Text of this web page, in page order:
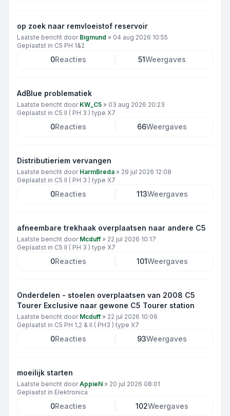
op zoek naar remvloeistof reservoir
Laatste bericht door Bigmund » 04 aug 2026 10:55
Geplaatst in C5 PH 1&2
0Reacties 51Weergaves
AdBlue problematiek
Laatste bericht door KW_C5 » 03 aug 2026 20:23
Geplaatst in C5 II ( PH 3 ) type X7
0Reacties 66Weergaves
Distributieriem vervangen
Laatste bericht door HarmBreda » 29 jul 2026 12:08
Geplaatst in C5 II ( PH 3 ) type X7
0Reacties 113Weergaves
afneembare trekhaak overplaatsen naar andere C5
Laatste bericht door Mcduff» 22 jul 2026 10:17
Geplaatst in C5 II ( PH 3 ) type X7
0Reacties 101Weergaves
Onderdelen - stoelen overplaatsen van 2008 C5
Tourer Exclusive naar gewone C5 Tourer station
Laatste bericht door Mcduff» 22 jul 2026 10:06
Geplaatst in C5 PH 1,2 & II ( PH3 ) type X7
0Reacties 93Weergaves
moeilijk starten
Laatste bericht doorAppieN » 20 jul 2026 08:01
Geplaatst in Elektronica
0Reacties 102Weergaves